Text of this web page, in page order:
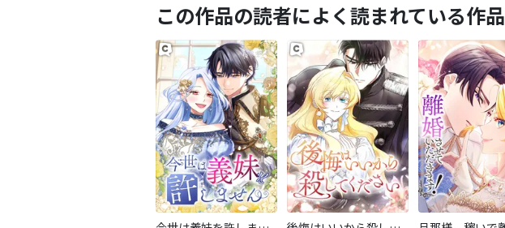
この作品の読者によく読まれている作品